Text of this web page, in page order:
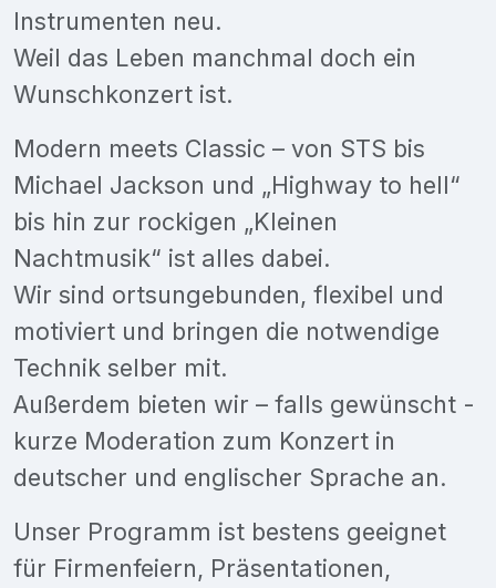
Instrumenten neu.
Weil das Leben manchmal doch ein
Wunschkonzert ist.
Modern meets Classic – von STS bis
Michael Jackson und „Highway to hell“
bis hin zur rockigen „Kleinen
Nachtmusik“ ist alles dabei.
Wir sind ortsungebunden, flexibel und
motiviert und bringen die notwendige
Technik selber mit.
Außerdem bieten wir – falls gewünscht -
kurze Moderation zum Konzert in
deutscher und englischer Sprache an.
Unser Programm ist bestens geeignet
für Firmenfeiern, Präsentationen,